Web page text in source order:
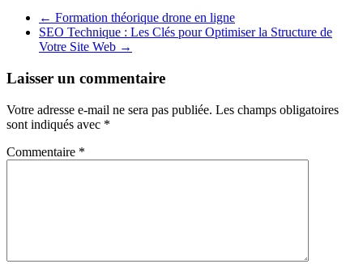
← Formation théorique drone en ligne
SEO Technique : Les Clés pour Optimiser la Structure de
Votre Site Web →
Laisser un commentaire
Votre adresse e-mail ne sera pas publiée. Les champs obligatoires
sont indiqués avec *
Commentaire *